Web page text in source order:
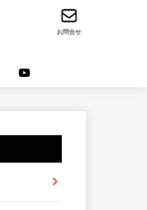
お問合せ